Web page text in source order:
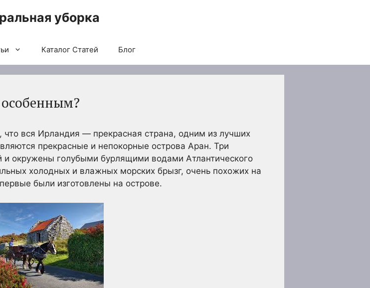
уборка
Каталог Статей Блог
вся Ирландия — прекрасная страна, одним из лучших
прекрасные и непокорные острова Аран. Три
и окружены голубыми бурлящими водами Атлантического
холодных и влажных морских брызг, очень похожих на
были изготовлены на острове.